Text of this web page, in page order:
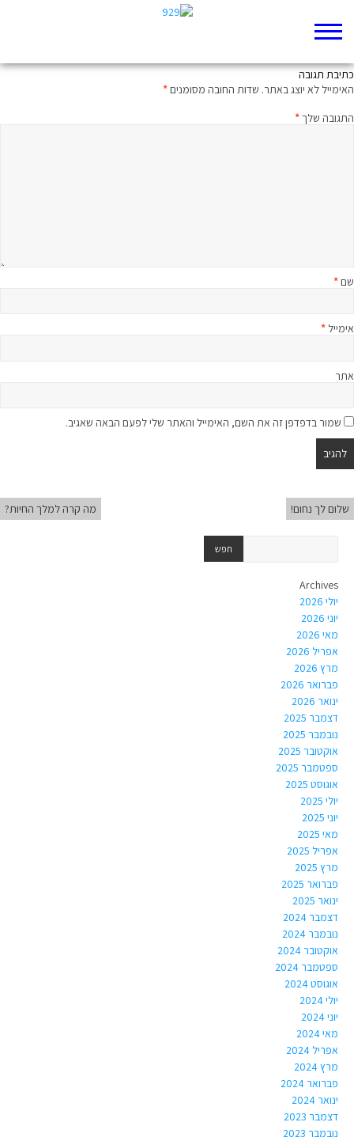
כתיבת תגובה
האימייל לא יוצג באתר. שדות החובה מסומנים*
התגובה שלך*
שם*
אימייל *
אתר
שמור בדפדפן זה את השם, האימייל והאתר שלי לפעם הבאה שאגיב.
שלום לך נחום! מה קרה למלך החיות?
Archives
יולי 2026
יוני 2026
מאי 2026
אפריל 2026
מרץ 2026
פברואר 2026
ינואר 2026
דצמבר 2025
נובמבר 2025
אוקטובר 2025
ספטמבר 2025
אוגוסט 2025
יולי 2025
יוני 2025
מאי 2025
אפריל 2025
מרץ 2025
פברואר 2025
ינואר 2025
דצמבר 2024
נובמבר 2024
אוקטובר 2024
ספטמבר 2024
אוגוסט 2024
יולי 2024
יוני 2024
מאי 2024
אפריל 2024
מרץ 2024
פברואר 2024
ינואר 2024
דצמבר 2023
נובמבר 2023